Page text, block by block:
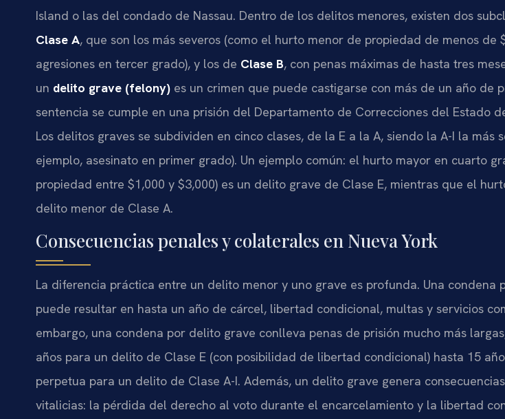
Island o las del condado de Nassau. Dentro de los delitos menores, existen dos
Clase A, que son los más severos (como el hurto menor de propiedad de menos de
agresiones en tercer grado), y los de Clase B, con penas máximas de hasta tres
un delito grave (felony) es un crimen que puede castigarse con más de un año de
sentencia se cumple en una prisión del Departamento de Correcciones del Estado
Los delitos graves se subdividen en cinco clases, de la E a la A, siendo la A-I la más
ejemplo, asesinato en primer grado). Un ejemplo común: el hurto mayor en cuarto
propiedad entre $1,000 y $3,000) es un delito grave de Clase E, mientras que el
delito menor de Clase A.
Consecuencias penales y colaterales en Nueva York
La diferencia práctica entre un delito menor y uno grave es profunda. Una condena
puede resultar en hasta un año de cárcel, libertad condicional, multas y servicios
embargo, una condena por delito grave conlleva penas de prisión mucho más
años para un delito de Clase E (con posibilidad de libertad condicional) hasta 15
perpetua para un delito de Clase A-I. Además, un delito grave genera
vitalicias: la pérdida del derecho al voto durante el encarcelamiento y la libertad